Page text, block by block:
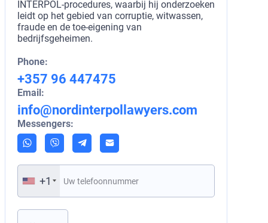
INTERPOL-procedures, waarbij hij onderzoeken
leidt op het gebied van corruptie, witwassen,
fraude en de toe-eigening van
bedrijfsgeheimen.
Phone:
+357 96 447475
Email:
info@nordinterpollawyers.com
Messengers:
+1